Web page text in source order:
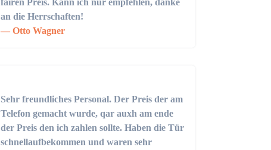
fairen Preis. Kann ich nur empfehlen, danke
an die Herrschaften!
Otto Wagner
Sehr freundliches Personal. Der Preis der am
Telefon gemacht wurde, qar auxh am ende
der Preis den ich zahlen sollte. Haben die Tür
schnellaufbekommen und waren sehr